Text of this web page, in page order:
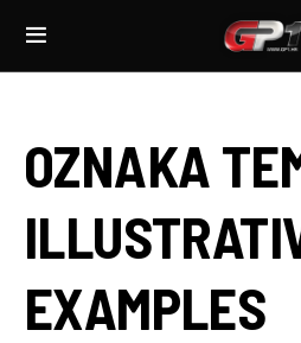
OZNAKA
EXAMPLES